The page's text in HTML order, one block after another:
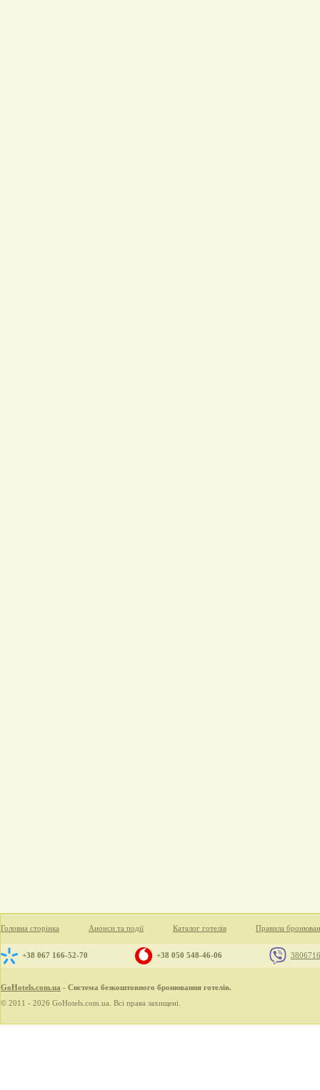
Головна сторінка Анонси та події Каталог готелів Правила
+38 067 166-52-70 +38 050 548-46-06
GoHotels.com.ua - Система безкоштовного бронювання готелів.
© 2011 - 2026 GoHotels.com.ua. Всі права захищені.